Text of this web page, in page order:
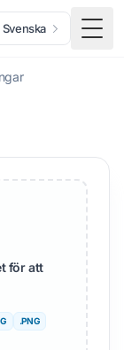
Svenska
för att
.PNG